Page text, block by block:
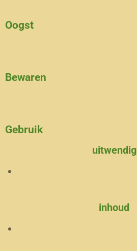
Oogst
Bewaren
Gebruik
uitwendig
inhoud